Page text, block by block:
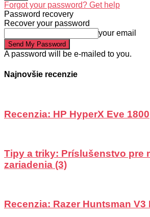
Forgot your password? Get help
Password recovery
Recover your password
your email
A password will be e-mailed to you.
Najnovšie recenzie
Recenzia: HP HyperX Eve 1800
Tipy a triky: Príslušenstvo pre
zariadenia (3)
Recenzia: Razer Huntsman V3